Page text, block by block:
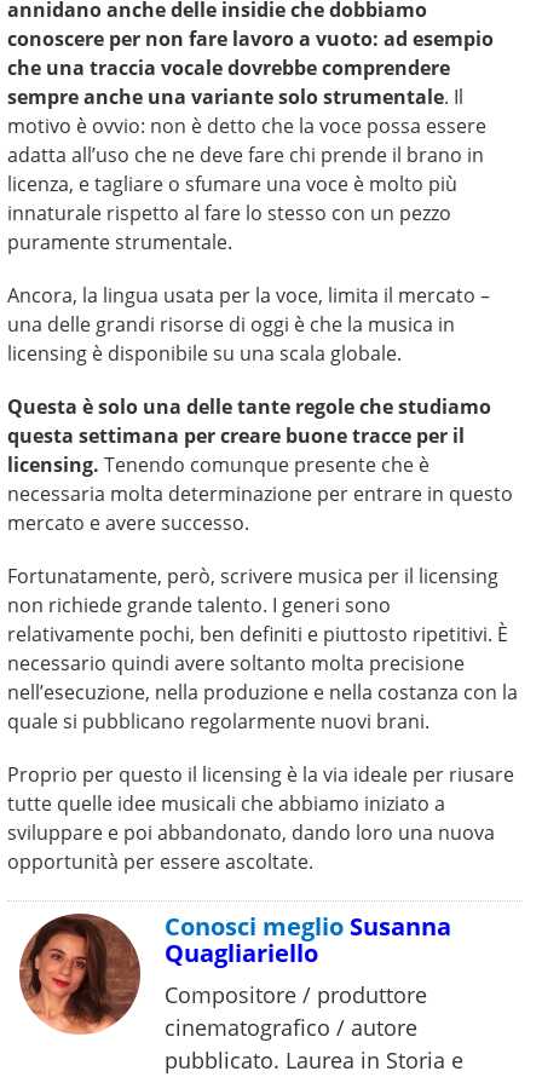
annidano anche delle insidie che dobbiamo
conoscere per non fare lavoro a vuoto: ad esempio
che una traccia vocale dovrebbe comprendere
sempre anche una variante solo strumentale. Il
motivo è ovvio: non è detto che la voce possa essere
adatta all’uso che ne deve fare chi prende il brano in
licenza, e tagliare o sfumare una voce è molto più
innaturale rispetto al fare lo stesso con un pezzo
puramente strumentale.
Ancora, la lingua usata per la voce, limita il mercato –
una delle grandi risorse di oggi è che la musica in
licensing è disponibile su una scala globale.
Questa è solo una delle tante regole che studiamo
questa settimana per creare buone tracce per il
licensing. Tenendo comunque presente che è
necessaria molta determinazione per entrare in questo
mercato e avere successo.
Fortunatamente, però, scrivere musica per il licensing
non richiede grande talento. I generi sono
relativamente pochi, ben definiti e piuttosto ripetitivi. È
necessario quindi avere soltanto molta precisione
nell’esecuzione, nella produzione e nella costanza con la
quale si pubblicano regolarmente nuovi brani.
Proprio per questo il licensing è la via ideale per riusare
tutte quelle idee musicali che abbiamo iniziato a
sviluppare e poi abbandonato, dando loro una nuova
opportunità per essere ascoltate.
Conosci meglio Susanna
Quagliariello
Compositore / produttore
cinematografico / autore
pubblicato. Laurea in Storia e